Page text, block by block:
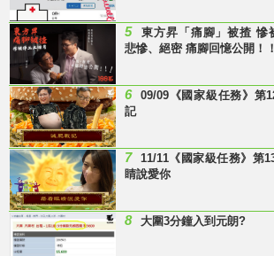
5
東方昇「痛腳」被揸 慘
悲慘、絕密 痛腳回憶公開！
6
09/09《國家級任務》第
記
7
11/11《國家級任務》第
睛說愛你
8 大圍3分鐘入到元朗?